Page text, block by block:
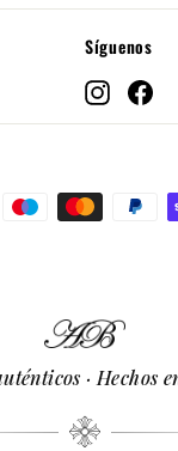
Síguenos
Instagram
· Hechos